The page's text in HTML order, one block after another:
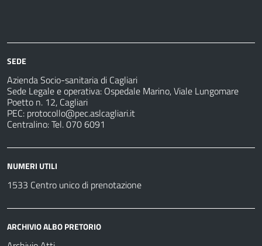
sanitarie
fare
SEDE
Azienda Socio-sanitaria di Cagliari
Sede Legale e operativa: Ospedale Marino, Viale Lungomare
Poetto n. 12, Cagliari
PEC: protocollo@pec.aslcagliari.it
Centralino: Tel. 070 6091
NUMERI UTILI
1533 Centro unico di prenotazione
ARCHIVIO ALBO PRETORIO